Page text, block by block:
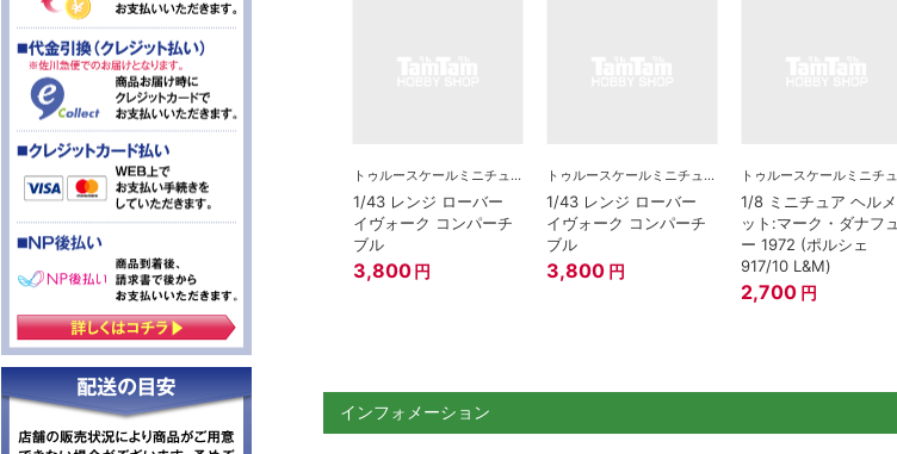
トゥルースケールミニチュアズ
1/43 レンジ ローバー
イヴォーク コンパーチ
ブル
3,800 円
トゥルースケールミニチュアズ
1/43 レンジ ローバー
イヴォーク コンパーチ
ブル
3,800 円
1/8 ミニチュア ヘルメ
ット:マーク・ダナフュ
ー 1972 (ポルシェ
917/10 L&M)
2,700 円
インフォメーション